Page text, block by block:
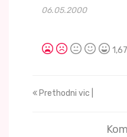
06.05.2000
1,67
Prethodni vic |